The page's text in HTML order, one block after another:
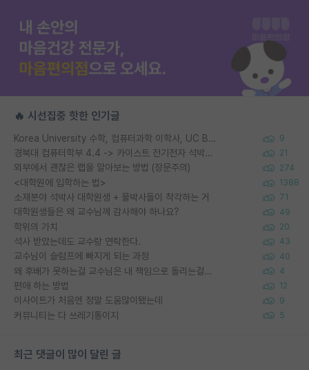
🔥 시선집중 핫한 인기글
Korea University 수학, 컴퓨터과학 이학사, UC Berkeley 산업공학 대학원 공학박사가 되는 것은 쉽지 않겠죠? 9
경북대 컴퓨터학부 4.4 -> 카이스트 전기전자 석박사통합과정 합격 21
외부에서 괜찮은 랩을 알아보는 방법 (장문주의) 274
<대학원에 입학하는 법> 1388
소재분야 석박사 대학원생 + 물박사들이 착각하는 거 71
대학원생들은 왜 교수님께 감사해야 하나요? 49
학위의 가치 20
석사 받았는데도 교수랑 연락한다. 43
교수님이 슬럼프에 빠지게 되는 과정 40
왜 후배가 못하는걸 교수님은 내 책임으로 돌리는걸까요? 4
편애 하는 방법 12
이사이트가 처음엔 정말 도움많이됐는데 9
커뮤니티는 다 쓰레기통이지 5
최근 댓글이 많이 달린 글